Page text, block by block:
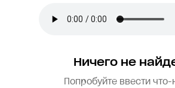
Ничего не
Попробуйте ввести что-